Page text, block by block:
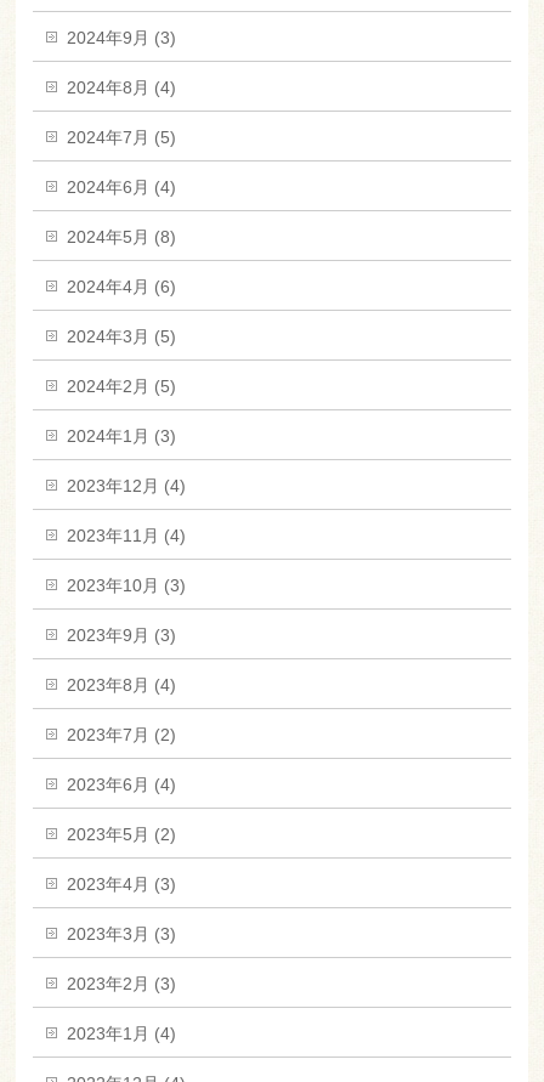
2024年9月 (3)
2024年8月 (4)
2024年7月 (5)
2024年6月 (4)
2024年5月 (8)
2024年4月 (6)
2024年3月 (5)
2024年2月 (5)
2024年1月 (3)
2023年12月 (4)
2023年11月 (4)
2023年10月 (3)
2023年9月 (3)
2023年8月 (4)
2023年7月 (2)
2023年6月 (4)
2023年5月 (2)
2023年4月 (3)
2023年3月 (3)
2023年2月 (3)
2023年1月 (4)